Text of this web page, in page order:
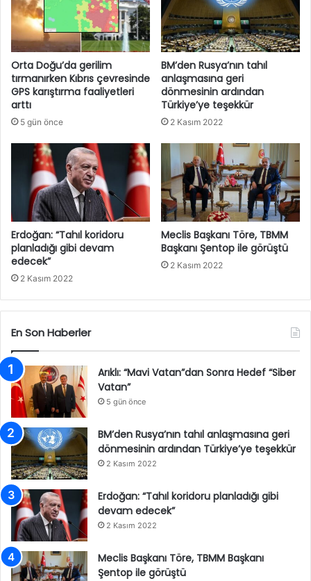
Orta Doğu’da gerilim
tırmanırken Kıbrıs çevresinde
GPS karıştırma faaliyetleri
arttı
5 gün önce
BM’den Rusya’nın tahıl
anlaşmasına geri
dönmesinin ardından
Türkiye’ye teşekkür
2 Kasım 2022
Erdoğan: “Tahıl koridoru
planladığı gibi devam
edecek”
2 Kasım 2022
Meclis Başkanı Töre, TBMM
Başkanı Şentop ile görüştü
2 Kasım 2022
En Son Haberler
Arıklı: “Mavi Vatan”dan Sonra Hedef “Siber
Vatan”
5 gün önce
BM’den Rusya’nın tahıl anlaşmasına geri
dönmesinin ardından Türkiye’ye teşekkür
2 Kasım 2022
Erdoğan: “Tahıl koridoru planladığı gibi
devam edecek”
2 Kasım 2022
Meclis Başkanı Töre, TBMM Başkanı
Şentop ile görüştü